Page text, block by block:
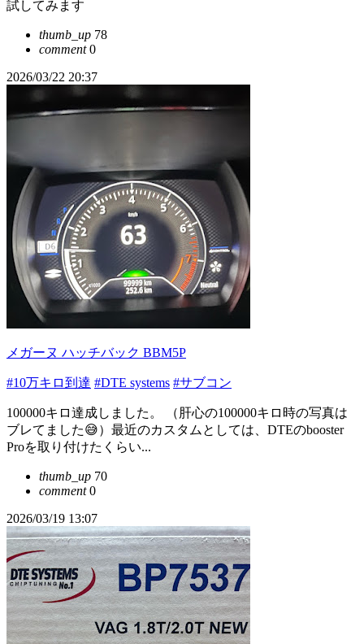
試してみます
thumb_up 78
comment0
2026/03/22 20:37
メガーヌ ハッチバック BBM5P
#10万キロ到達 #DTE systems #サブコン
100000キロ達成しました。 （肝心の100000キロ時の写真は
ブレてました😅）最近のカスタムとしては、DTEのbooster
Proを取り付けたくらい...
thumb_up 70
comment0
2026/03/19 13:07